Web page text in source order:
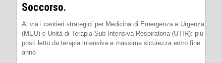
Soccorso.
Al via i cantieri strategici per Medicina di Emergenza e Urgenza
(MEU) e Unità di Terapia Sub Intensiva Respiratoria (UTIR): più
posti letto da terapia intensiva e massima sicurezza entro fine
anno